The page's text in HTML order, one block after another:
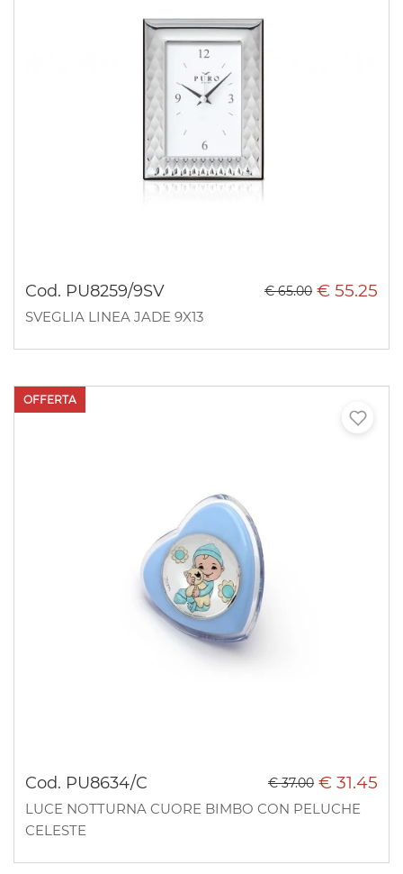
Cod. PU8259/9SV € 55.25
€ 65.00
SVEGLIA LINEA JADE 9X13
Cod. PU8634/C € 31.45
€ 37.00
LUCE NOTTURNA CUORE BIMBO CON PELUCHE
CELESTE